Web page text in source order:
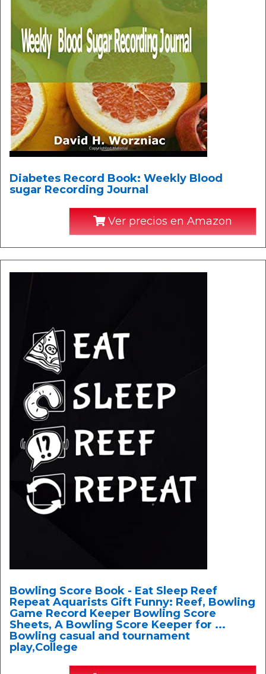
Diabetes Record Book: Weekly Blood
sugar Recording Journal
Ver precios en Amazon
Bowling Score Book - Eat Sleep Reef
Repeat Aquarists Gift Funny: Reef, Bowling
Game Record Keeper Bowling Score
Sheets, A Bowling Score Keeper for ...
Bowling casual and tournament
play,College